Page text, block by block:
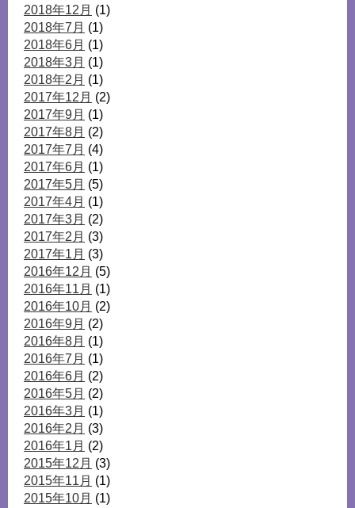
2018年12月 (1)
2018年7月 (1)
2018年6月 (1)
2018年3月 (1)
2018年2月 (1)
2017年12月 (2)
2017年9月 (1)
2017年8月 (2)
2017年7月 (4)
2017年6月 (1)
2017年5月 (5)
2017年4月 (1)
2017年3月 (2)
2017年2月 (3)
2017年1月 (3)
2016年12月 (5)
2016年11月 (1)
2016年10月 (2)
2016年9月 (2)
2016年8月 (1)
2016年7月 (1)
2016年6月 (2)
2016年5月 (2)
2016年3月 (1)
2016年2月 (3)
2016年1月 (2)
2015年12月 (3)
2015年11月 (1)
2015年10月 (1)